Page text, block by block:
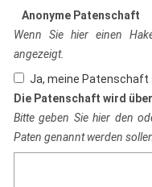
Anonyme Patenschaft
Wenn Sie hier einen
angezeigt.
Ja, meine Patenschaft
Die Patenschaft wird
Bitte geben Sie hier den
Paten genannt werden